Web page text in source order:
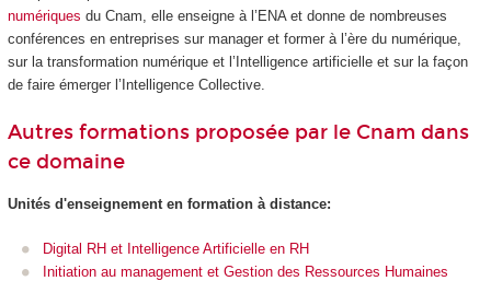
numériques du Cnam, elle enseigne à l’ENA et donne de nombreuses
conférences en entreprises sur manager et former à l’ère du numérique,
sur la transformation numérique et l’Intelligence artificielle et sur la façon
de faire émerger l’Intelligence Collective.
Autres formations proposée par le Cnam dans
ce domaine
Unités d'enseignementen formation à distance:
Digital RH et Intelligence Artificielle en RH
Initiation au management et Gestion des Ressources Humaines